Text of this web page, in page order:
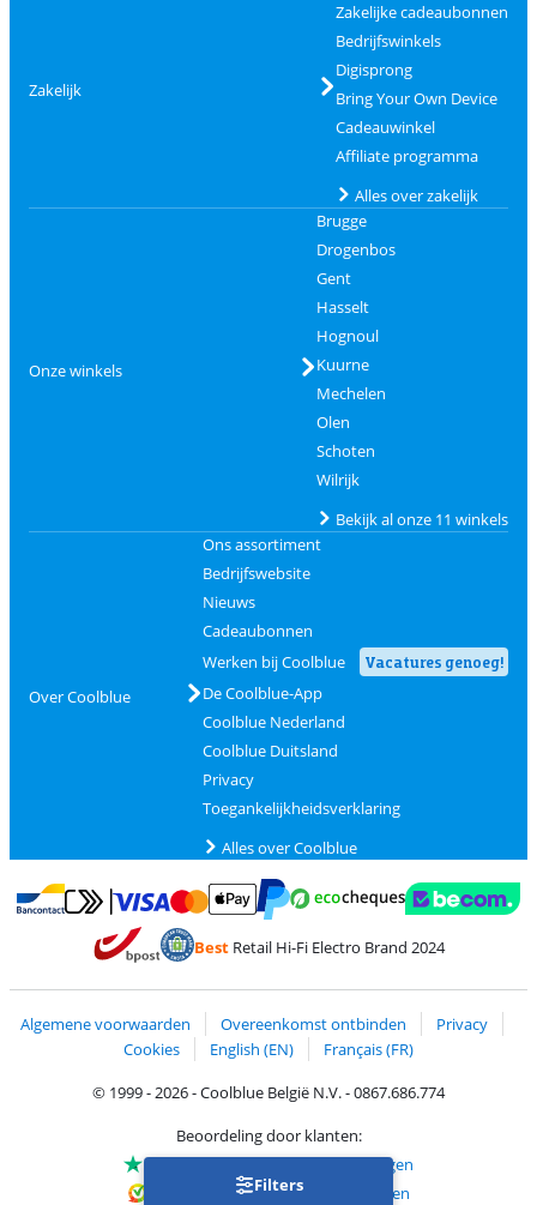
Filters
Zakelijk
Zakelijke cadeaubonnen
Bedrijfswinkels
Digisprong
Bring Your Own Device
Cadeauwinkel
Affiliate programma
Alles over zakelijk
Onze winkels
Brugge
Drogenbos
Gent
Hasselt
Hognoul
Kuurne
Mechelen
Olen
Schoten
Wilrijk
Bekijk al onze 11 winkels
Over Coolblue
Ons assortiment
Bedrijfswebsite
Nieuws
Cadeaubonnen
Werken bij Coolblue
Vacatures genoeg!
De Coolblue-App
Coolblue Nederland
Coolblue Duitsland
Privacy
Toegankelijkheidsverklaring
Alles over Coolblue
Betalen met Bancontact
Betalen met MasterCard en Visa via ClickToPay
Betalen met PayPal
BestRetail Hi-Fi Electro Brand 2024
Algemene voorwaarden Overeenkomst ontbinden
Privacy
Cookies
English (EN)
Français (FR)
© 1999 - 2026 - Coolblue België N.V. - 0867.686.774
Beoordeling door klanten:
Trustpilot 4/5-75.180 beoordelingen
Kiyoh 9.1/10-68.729 beoordelingen